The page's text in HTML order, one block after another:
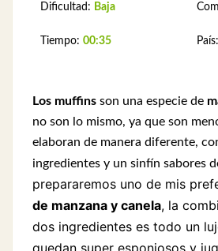
Dificultad: Baja
Tiempo: 00:35 País:
Los muffins son una especie de
no son lo mismo, ya que son
elaboran de manera diferente,
ingredientes y un sinfín sabores
prepararemos uno de mis
de manzana y canela, la
dos ingredientes es todo un
quedan super esponjosos y